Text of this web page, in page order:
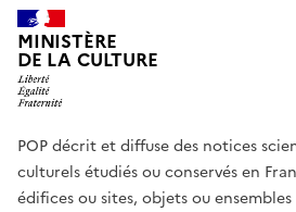
MINISTÈRE
DE LA CULTURE
POP décrit et diffuse des notices
culturels étudiés ou conservés en
édifices ou sites, objets ou